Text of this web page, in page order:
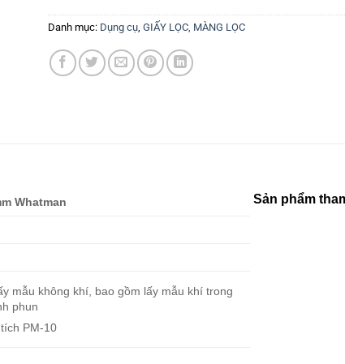
Danh mục: Dụng cụ ,GIẤY LỌC, MÀNG LỌC
Whatman
mẫu không khí, bao gồm lấy mẫu khí trong
phun
PM-10
Sản phẩm